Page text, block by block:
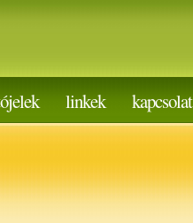
linkek kapcsolat